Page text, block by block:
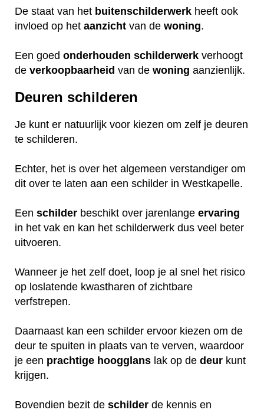
De staat van het buitenschilderwerk heeft ook
invloed op het aanzicht van de woning.
Een goed onderhouden schilderwerk verhoogt
de verkoopbaarheid van de woning aanzienlijk.
Deuren schilderen
Je kunt er natuurlijk voor kiezen om zelf je deuren
te schilderen.
Echter, het is over het algemeen verstandiger om
dit over te laten aan een schilder in Westkapelle.
Een schilder beschikt over jarenlange ervaring
in het vak en kan het schilderwerk dus veel beter
uitvoeren.
Wanneer je het zelf doet, loop je al snel het risico
op loslatende kwastharen of zichtbare
verfstrepen.
Daarnaast kan een schilder ervoor kiezen om de
deur te spuiten in plaats van te verven, waardoor
je een prachtige hoogglans lak op de deur kunt
krijgen.
Bovendien bezit de schilder de kennis en